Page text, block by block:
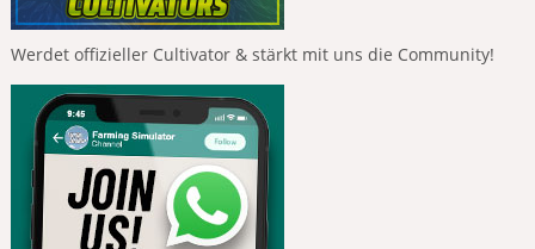
Werdet offizieller Cultivator & stärkt mit uns die Community!